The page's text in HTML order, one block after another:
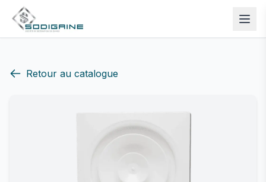
Retour au catalogue